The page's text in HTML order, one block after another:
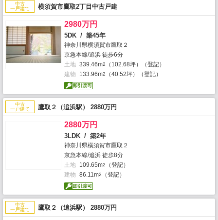
中古
一戸建て
横須賀市鷹取2丁目中古戸建
2980万円
5DK / 築45年
神奈川県横須賀市鷹取２
京急本線/追浜 徒歩6分
土地 339.46m2
（102.68坪）（登記）
建物
133.96m2 （40.52坪）（登記）
中古
一戸建て
鷹取２（追浜駅） 2880万円
2880万円
3LDK / 築2年
神奈川県横須賀市鷹取２
京急本線/追浜 徒歩8分
土地 109.65m2
（登記）
建物 86.11m2 （登記）
中古
一戸建て
鷹取２（追浜駅） 2880万円